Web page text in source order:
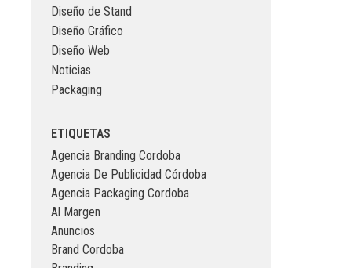
Diseño de Stand
Diseño Gráfico
Diseño Web
Noticias
Packaging
ETIQUETAS
Agencia Branding Cordoba
Agencia De Publicidad Córdoba
Agencia Packaging Cordoba
Al Margen
Anuncios
Brand Cordoba